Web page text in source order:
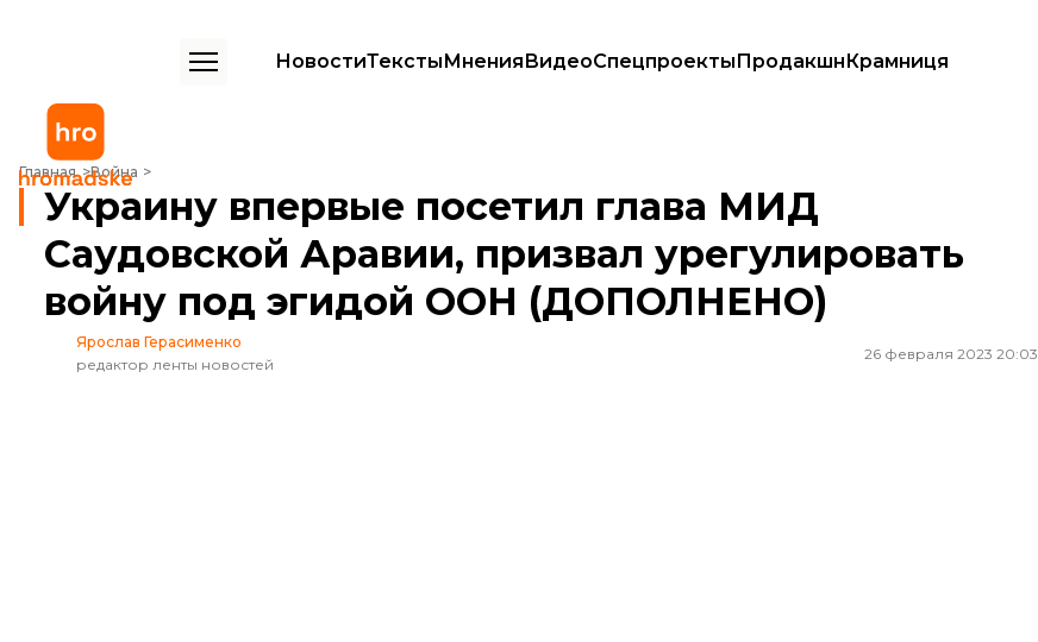
НовостиТекстыМненияВидеоСпецпроектыПродакшнКрамниця
Главная Война
Украину впервые посетил глава МИД Саудовской Аравии, призвал урегулировать войну под эгидой ООН (ДОПОЛНЕНО)
Украину впервые посетил глава МИД
Саудовской Аравии, призвал урегулировать
войну под эгидой ООН (ДОПОЛНЕНО)
Ярослав Герасименко
редактор ленты новостей
26 февраля 2023 20:03